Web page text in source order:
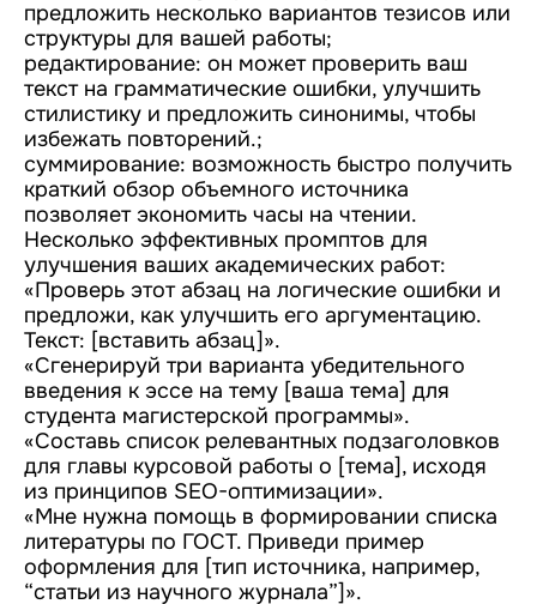
предложить несколько вариантов тезисов или
структуры для вашей работы;
редактирование: он может проверить ваш
текст на грамматические ошибки, улучшить
стилистику и предложить синонимы, чтобы
избежать повторений.;
суммирование: возможность быстро получить
краткий обзор объемного источника
позволяет экономить часы на чтении.
Несколько эффективных промптов для
улучшения ваших академических работ:
«Проверь этот абзац на логические ошибки и
предложи, как улучшить его аргументацию.
Текст: [вставить абзац]».
«Сгенерируй три варианта убедительного
введения к эссе на тему [ваша тема] для
студента магистерской программы».
«Составь список релевантных подзаголовков
для главы курсовой работы о [тема], исходя
из принципов SEO-оптимизации».
«Мне нужна помощь в формировании списка
литературы по ГОСТ. Приведи пример
оформления для [тип источника, например,
“статьи из научного журнала”]».